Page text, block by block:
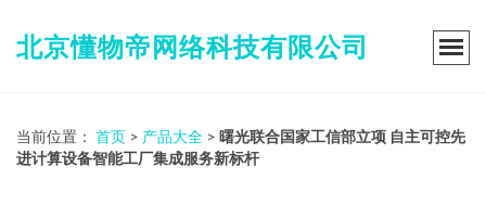
北京懂物帝网络科技有限公司
当前位置： 首页 > 产品大全 > 曙光联合国家工信部立项 自主可控先
进计算设备智能工厂集成服务新标杆